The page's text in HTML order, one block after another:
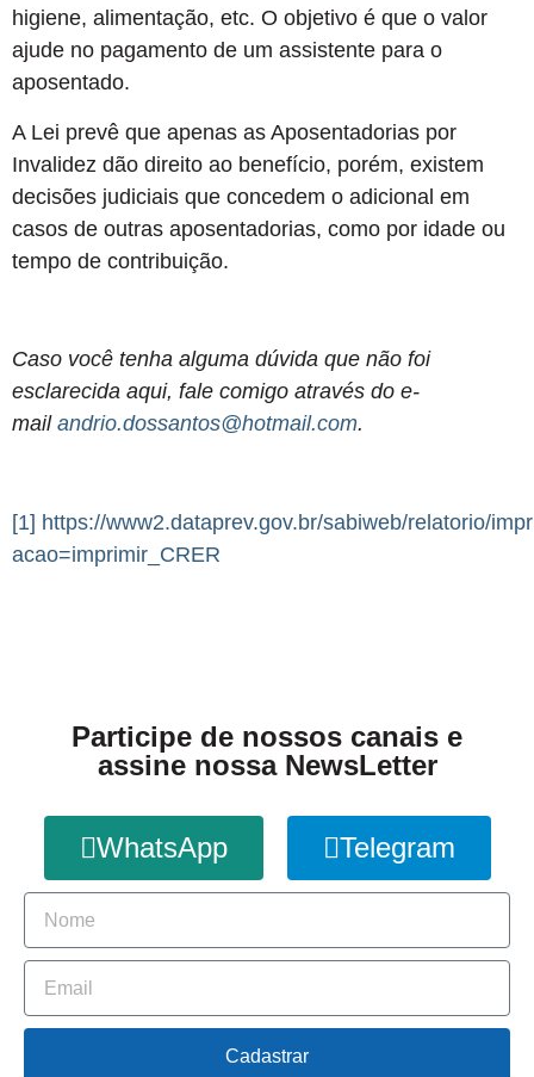
higiene, alimentação, etc. O objetivo é que o valor
ajude no pagamento de um assistente para o
aposentado.
A Lei prevê que apenas as Aposentadorias por
Invalidez dão direito ao benefício, porém, existem
decisões judiciais que concedem o adicional em
casos de outras aposentadorias, como por idade ou
tempo de contribuição.
Caso você tenha alguma dúvida que não foi
esclarecida aqui, fale comigo através do e-
mail andrio.dossantos@hotmail.com.
[1] https://www2.dataprev.gov.br/sabiweb/relatorio/
acao=imprimir_CRER
Participe de nossos canais e
assine nossa NewsLetter
WhatsApp Telegram
Cadastrar